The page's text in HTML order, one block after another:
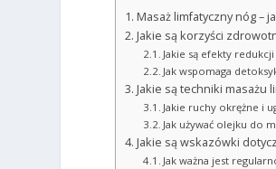
Masaż limfatyczny nóg –
Jakie są korzyści
Jakie są efekty
Jak wspomaga
Jakie są techniki masażu
Jakie ruchy okrężne i
Jak używać olejku do
Jakie są wskazówki
Jak ważna jest